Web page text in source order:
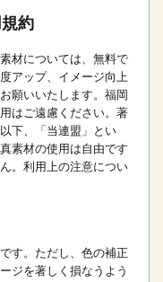
約
材については、無料で
アップ、イメージ向上
願いいたします。 福岡
はご遠慮ください。 著
下、「当連盟」とい
素材の使用は自由です
。 利用上の注意につい
す。ただし、色の補正
ジを著しく損なうよう